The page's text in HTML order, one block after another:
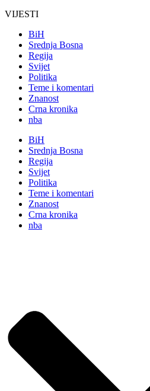
VIJESTI
BiH
Srednja Bosna
Regija
Svijet
Politika
Teme i komentari
Znanost
Crna kronika
nba
BiH
Srednja Bosna
Regija
Svijet
Politika
Teme i komentari
Znanost
Crna kronika
nba